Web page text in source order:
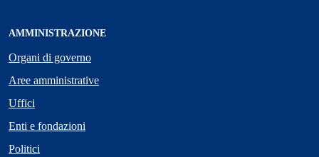
AMMINISTRAZIONE
Organi di governo
Aree amministrative
Uffici
Enti e fondazioni
Politici